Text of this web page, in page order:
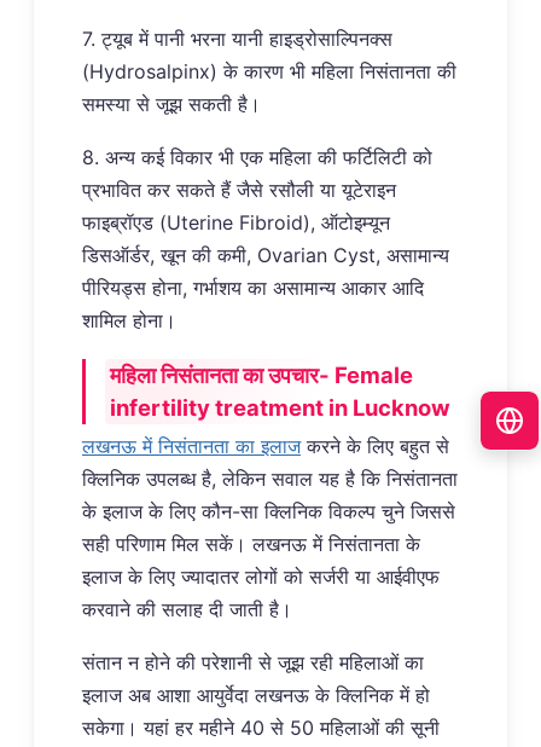
7. ट्यूब में पानी भरना यानी हाइड्रोसाल्पिनक्स
(Hydrosalpinx) के कारण भी महिला निसंतानता की
समस्या से जूझ सकती है।
8. अन्य कई विकार भी एक महिला की फर्टिलिटी को
प्रभावित कर सकते हैं जैसे रसौली या यूटेराइन
फाइब्रॉएड (Uterine Fibroid), ऑटोइम्यून
डिसऑर्डर, खून की कमी, Ovarian Cyst, असामान्य
पीरियड्स होना, गर्भाशय का असामान्य आकार आदि
शामिल होना।
महिला निसंतानता का उपचार- Female
infertility treatment in Lucknow
लखनऊ में निसंतानता का इलाजकरने के लिए बहुत से
क्लिनिक उपलब्ध है, लेकिन सवाल यह है कि निसंतानता
के इलाज के लिए कौन-सा क्लिनिक विकल्प चुने जिससे
सही परिणाम मिल सकें। लखनऊ में निसंतानता के
इलाज के लिए ज्यादातर लोगों को सर्जरी या आईवीएफ
करवाने की सलाह दी जाती है।
संतान न होने की परेशानी से जूझ रही महिलाओं का
इलाज अब आशा आयुर्वेदा लखनऊ के क्लिनिक में हो
सकेगा। यहां हर महीने 40 से 50 महिलाओं की सूनी